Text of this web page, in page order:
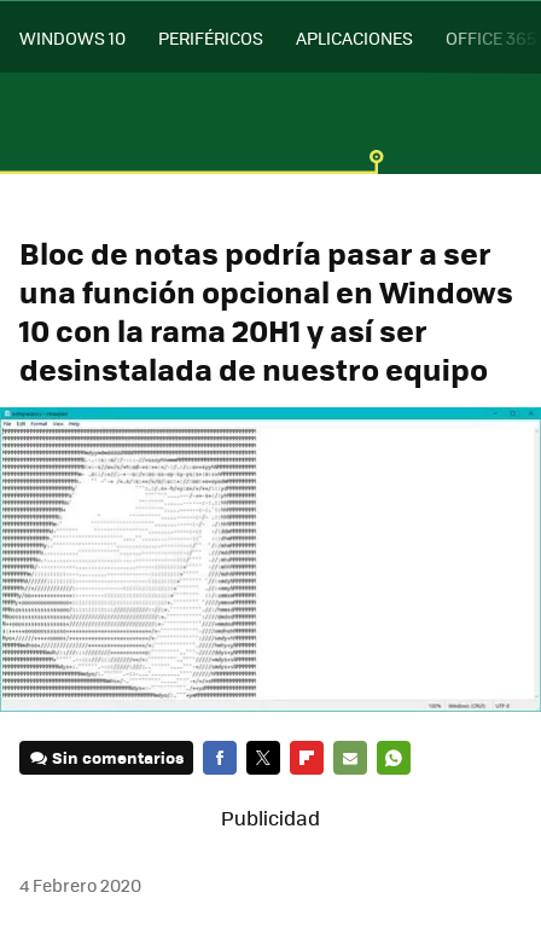
WINDOWS 10 PERIFÉRICOS APLICACIONES OFFICE 365
Bloc de notas podría pasar a ser
una función opcional en Windows
10 con la rama 20H1 y así ser
desinstalada de nuestro equipo
Sin comentarios
4 Febrero 2020